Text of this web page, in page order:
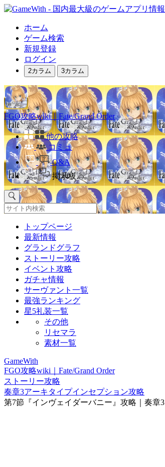
ホーム
ゲーム検索
新規登録
ログイン
2カラム 3カラム
FGO攻略wiki｜Fate/Grand Order
他の攻略
コミュ
Q&A
掲示板
トップページ
最新情報
グランドグラフ
ストーリー攻略
イベント攻略
ガチャ情報
サーヴァント一覧
最強ランキング
星5礼装一覧
その他
リセマラ
素材一覧
GameWith
FGO攻略wiki｜Fate/Grand Order
ストーリー攻略
奏章3アーキタイプインセプション攻略
第7節『インヴェイダーバニー』攻略｜奏章3